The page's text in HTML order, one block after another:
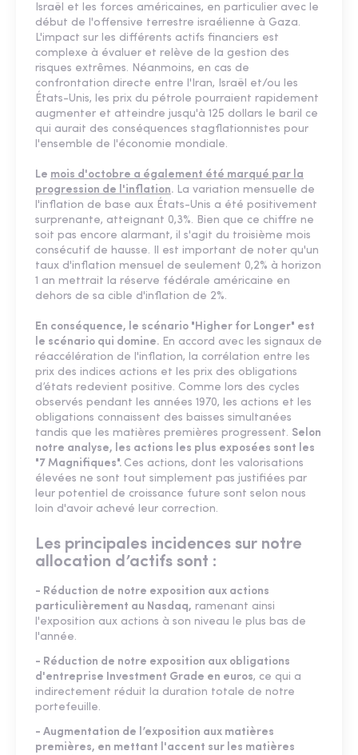
Israël et les forces américaines, en particulier avec le
début de l'offensive terrestre israélienne à Gaza.
L'impact sur les différents actifs financiers est
complexe à évaluer et relève de la gestion des
risques extrêmes. Néanmoins, en cas de
confrontation directe entre l'Iran, Israël et/ou les
États-Unis, les prix du pétrole pourraient rapidement
augmenter et atteindre jusqu'à 125 dollars le baril ce
qui aurait des conséquences stagflationnistes pour
l'ensemble de l'économie mondiale.
Le mois d'octobre a également été marqué par la
progression de l'inflation. La variation mensuelle de
l'inflation de base aux États-Unis a été positivement
surprenante, atteignant 0,3%. Bien que ce chiffre ne
soit pas encore alarmant, il s'agit du troisième mois
consécutif de hausse. Il est important de noter qu'un
taux d'inflation mensuel de seulement 0,2% à horizon
1 an mettrait la réserve fédérale américaine en
dehors de sa cible d'inflation de 2%.
En conséquence, le scénario "Higher for Longer" est
le scénario qui domine. En accord avec les signaux de
réaccélération de l'inflation, la corrélation entre les
prix des indices actions et les prix des obligations
d’états redevient positive. Comme lors des cycles
observés pendant les années 1970, les actions et les
obligations connaissent des baisses simultanées
tandis que les matières premières progressent. Selon
notre analyse, les actions les plus exposées sont les
"7 Magnifiques". Ces actions, dont les valorisations
élevées ne sont tout simplement pas justifiées par
leur potentiel de croissance future sont selon nous
loin d'avoir achevé leur correction.
Les principales incidences sur notre
allocation d’actifs sont :
- Réduction de notre exposition aux actions
particulièrement au Nasdaq, ramenant ainsi
l'exposition aux actions à son niveau le plus bas de
l'année.
- Réduction de notre exposition aux obligations
d'entreprise Investment Grade en euros, ce qui a
indirectement réduit la duration totale de notre
portefeuille.
- Augmentation de l’exposition aux matières
premières, en mettant l'accent sur les matières